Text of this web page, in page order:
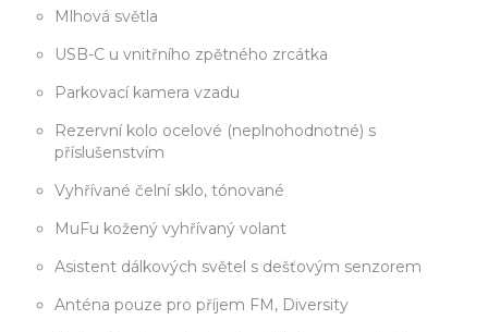
Mlhová světla
USB-C u vnitřního zpětného zrcátka
Parkovací kamera vzadu
Rezervní kolo ocelové (neplnohodnotné) s
příslušenstvím
Vyhřívané čelní sklo, tónované
MuFu kožený vyhřívaný volant
Asistent dálkových světel s dešťovým senzorem
Anténa pouze pro příjem FM, Diversity